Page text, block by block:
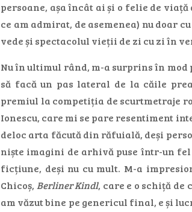
persoane, așa încât ai și o felie de
ce am admirat, de asemenea) nu doar
vede și spectacolul vieții de zi cu zi în
Nu în ultimul rând, m-a surprins în
să facă un pas lateral de la căile
premiul la competiția de scurtmetraje
Ionescu, care mi se pare resentiment
deloc arta făcută din răfuială, deși
niște imagini de arhivă puse într-un
ficțiune, deși nu cu mult. M-a
Chicoș, Berliner Kindl, care e o schiță de
am văzut bine pe genericul final, e și